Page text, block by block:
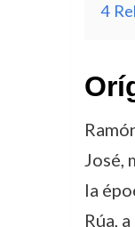
4
José,
la
Rúa,